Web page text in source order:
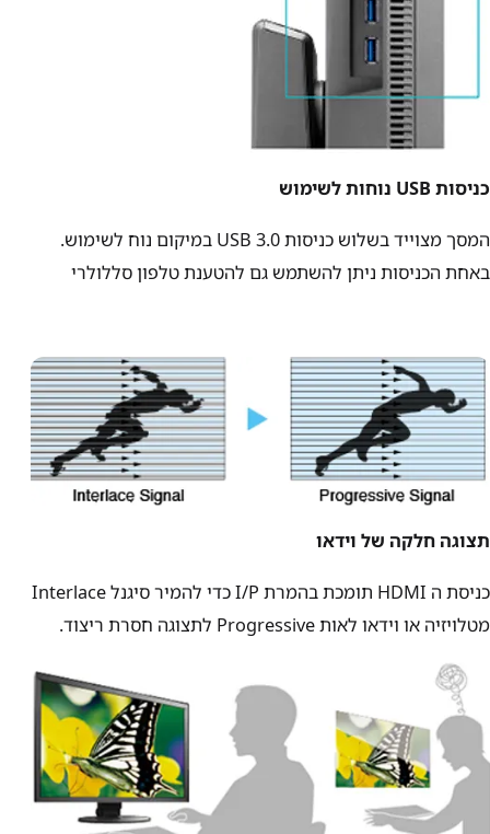
כניסות USB נוחות לשימוש
המסך מצוייד בשלוש כניסות USB 3.0 במיקום נוח לשימוש.
באחת הכניסות ניתן להשתמש גם להטענת טלפון סללולרי
תצוגה חלקה של וידאו
כניסת ה HDMI תומכת בהמרת I/P כדי להמיר סיגנל Interlace
מטלויזיה או וידאו לאות Progressive לתצוגה חסרת ריצוד.